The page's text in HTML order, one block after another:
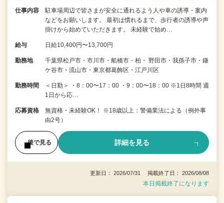
仕事内容
駐車場周辺で皆さまが安全に通れるよう人や車の誘導・案内
などをお願いします。 最初は慣れるまで、歩行者の誘導や声
掛けから始めていただきます。 未経験で始め…
給与 日給10,400円〜13,700円
勤務地
千葉県松戸市・市川市・船橋市・柏・ 野田市・我孫子市・鎌
ケ谷市・流山市・東京都葛飾区・江戸川区
勤務時間
＜日勤＞ ・8：00〜17：00 ・9：00〜18：00 ※1日8時間 週
1日から応…
応募資格
無資格・未経験OK！ ※18歳以上：警備業法による（例外事
由2号）
後で見る 詳細を見る
更新日： 2026/07/31 掲載終了日： 2026/08/08
本日掲載終了になります